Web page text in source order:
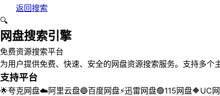
返回搜索
🔍
网盘搜索引擎
免费资源搜索平台
为用户提供免费、快速、安全的网盘资源搜索服务。支持多个
支持平台
🌟夸克网盘☁️阿里云盘🔵百度网盘⚡迅雷网盘🟢115网盘🔶UC